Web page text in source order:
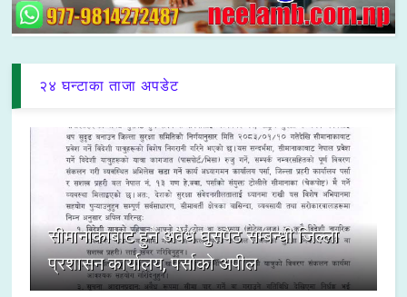
२४ घन्टाका ताजा अपडेट
सीमानाकाबाट हुने अवैध घुसपैठ सम्बन्धी जिल्ला
प्रशासन कार्यालय, पर्साको अपील